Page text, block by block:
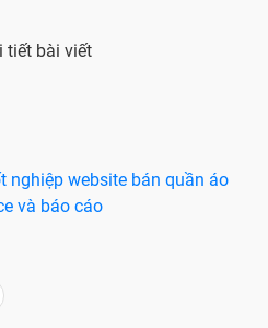
tiết bài viết
nghiệp website bán quần áo
và báo cáo